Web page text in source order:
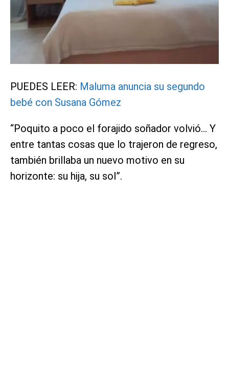
PUEDES LEER: Maluma anuncia su segundo
bebé con Susana Gómez
“Poquito a poco el forajido soñador volvió… Y
entre tantas cosas que lo trajeron de regreso,
también brillaba un nuevo motivo en su
horizonte: su hija, su sol”.